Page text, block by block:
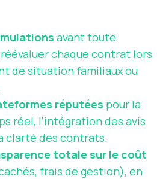
avant toute
chaque contrat lors
de situation familiaux ou
réputées pour la
réel, l’intégration des avis
clarté des contrats.
totale sur le coût
frais de gestion), en